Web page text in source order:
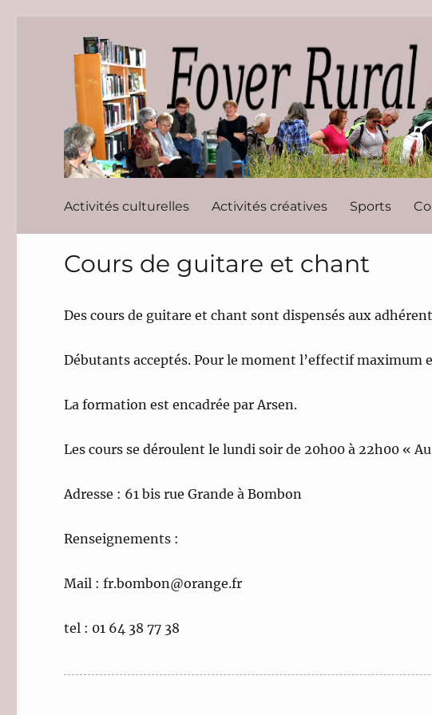
Foyer Rural
Activités culturelles Activités créatives Sports
Cours de guitare et chant
Des cours de guitare et chant sont dispensés aux
Débutants acceptés. Pour le moment l’effectif maximum
La formation est encadrée par Arsen.
Les cours se déroulent le lundi soir de 20h00 à 22h00 « Au
Adresse : 61 bis rue Grande à Bombon
Renseignements :
Mail : fr.bombon@orange.fr
tel : 01 64 38 77 38